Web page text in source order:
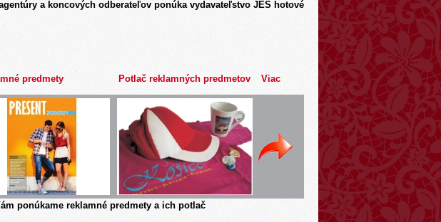
a koncových odberateľov ponúka vydavateľstvo JES hotové
predmety Potlač reklamných predmetov Viac
ponúkame reklamné predmety a ich potlač